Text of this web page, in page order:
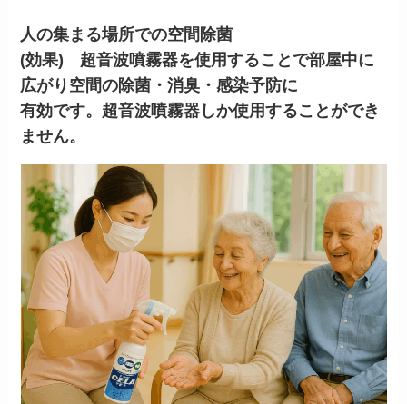
人の集まる場所での空間除菌
(効果) 超音波噴霧器を使用することで部屋中に
広がり空間の除菌・消臭・感染予防に
有効です。超音波噴霧器しか使用することができ
ません。